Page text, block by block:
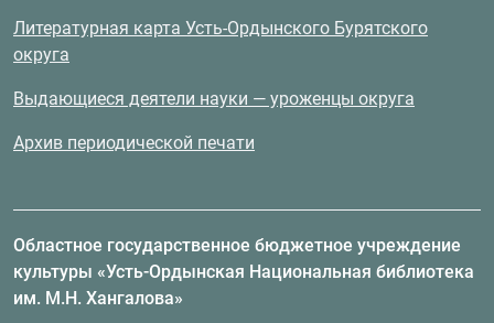
Литературная карта Усть-Ордынского Бурятского
округа
Выдающиеся деятели науки — уроженцы округа
Архив периодической печати
Областное государственное бюджетное учреждение
культуры «Усть-Ордынская Национальная библиотека
им. М.Н. Хангалова»